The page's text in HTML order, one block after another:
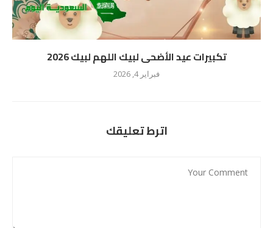
تكبيرات عيد الأضحى لبيك اللهم لبيك 2026
فبراير 4, 2026
اترط تعليقك